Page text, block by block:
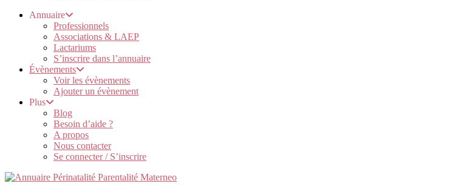
Annuaire
Professionnels
Associations & LAEP
Lactariums
S’inscrire dans l’annuaire
Évènements
Voir les évènements
Ajouter un évènement
Plus
Blog
Besoin d’aide ?
A propos
Nous contacter
Se connecter / S’inscrire